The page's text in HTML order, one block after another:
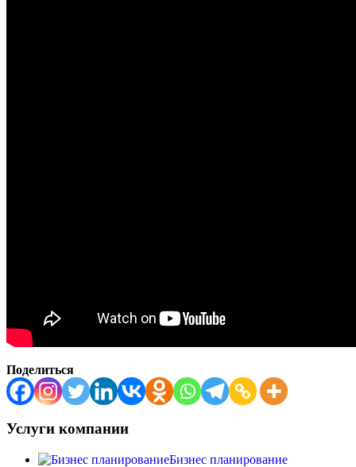
Поделиться
Услуги компании
Бизнес планирование